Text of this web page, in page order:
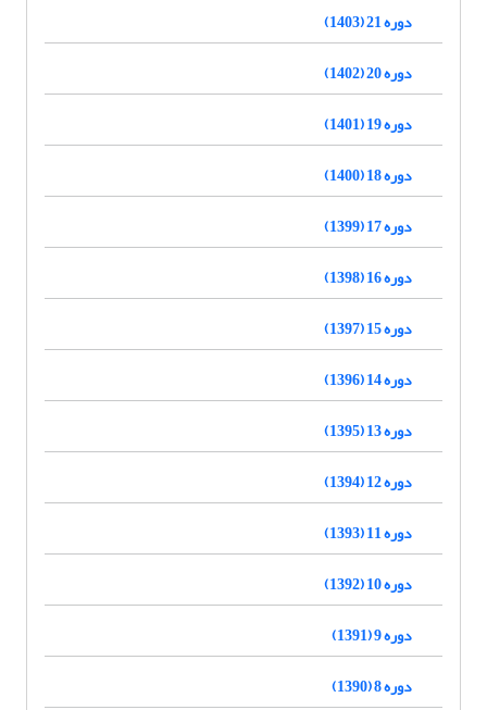
دوره 21 (1403)
دوره 20 (1402)
دوره 19 (1401)
دوره 18 (1400)
دوره 17 (1399)
دوره 16 (1398)
دوره 15 (1397)
دوره 14 (1396)
دوره 13 (1395)
دوره 12 (1394)
دوره 11 (1393)
دوره 10 (1392)
دوره 9 (1391)
دوره 8 (1390)